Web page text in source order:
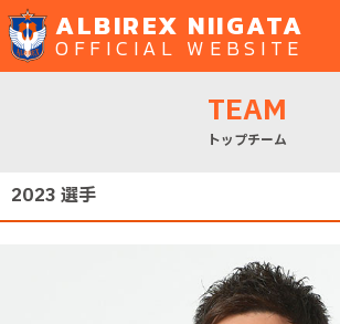
ALBIREX NIIGATA
OFFICIAL WEBSITE
TEAM
トップチーム
2023 選手